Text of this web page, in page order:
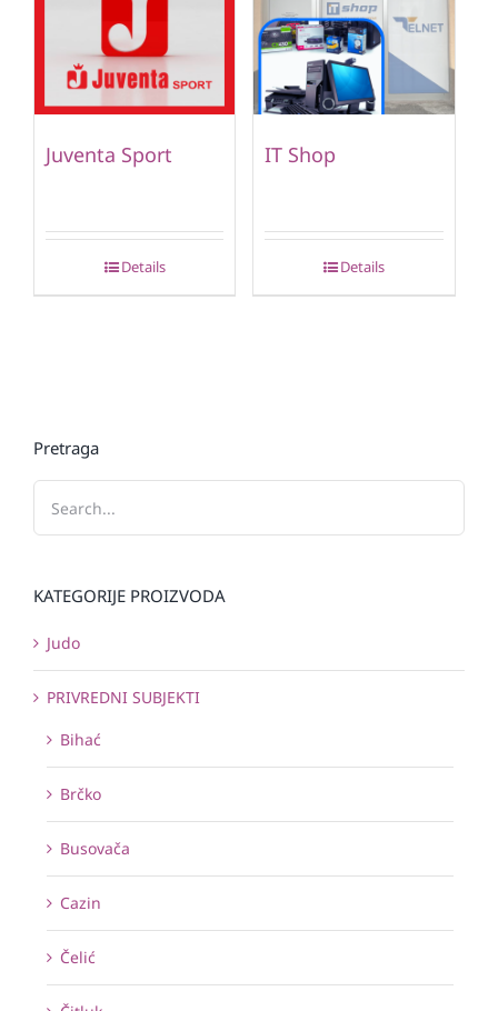
Juventa Sport
Details
IT Shop
Details
Pretraga
KATEGORIJE PROIZVODA
Judo
PRIVREDNI SUBJEKTI
Bihać
Brčko
Busovača
Cazin
Čelić